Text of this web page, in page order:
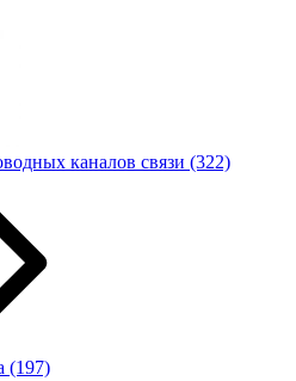
каналов связи (322)
(197)